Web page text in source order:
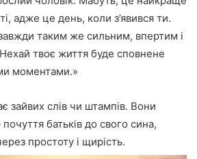
адже це день, коли з’явився ти.
таким же сильним, впертим і
твоє життя буде сповнене
моментами.»
зайвих слів чи штампів. Вони
батьків до свого сина,
простоту і щирість.